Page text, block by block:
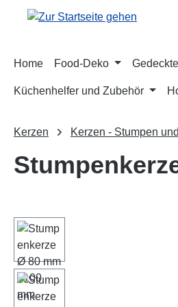
Hauptinhalt springen
Zur Suche springen
Zur Hauptnavigation springen
Home Food-Deko
Küchenhelfer und Zubehör
Kerzen Kerzen - Stumpen
Bildergalerie überspringen